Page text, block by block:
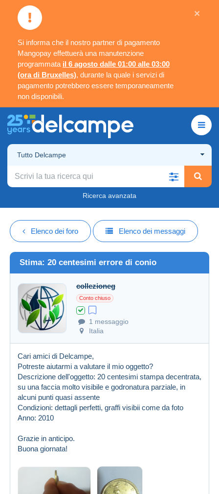
Si informa che il nostro partner di pagamento
Mangopay effettuerà una manutenzione
programmata il 6 agosto dalle 01:00 alle 03:00
(ora di Bruxelles), durante la quale i servizi di
pagamento potrebbero essere temporaneamente
non disponibili.
×
Tutto Delcampe
Ricerca avanzata
Elenco dei foro Elenco dei messaggi
Stima: 20 centesimi errore di conio
collezioneg
Conto chiuso
1 messaggio
Italia
Cari amici di Delcampe,
Potreste aiutarmi a valutare il mio oggetto?
Descrizione dell'oggetto: 20 centesimi stampa decentrata,
su una faccia molto visibile e godronatura parziale, in
alcuni punti quasi assente
Condizioni: dettagli perfetti, graffi visibii come da foto
Anno: 2010
Grazie in anticipo.
Buona giornata!